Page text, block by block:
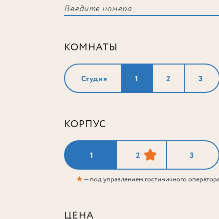
КОМНАТЫ
Студия 1 2 3
КОРПУС
1 2 3
★— под управлением гостиничного
ЦЕНА